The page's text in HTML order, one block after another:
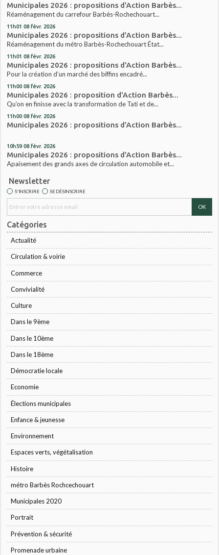
Municipales 2026 : propositions d'Action Barbès...
Réaménagement du carrefour Barbès-Rochechouart...
11h01 08 févr. 2026
Municipales 2026 : propositions d'Action Barbès...
Réaménagement du métro Barbès-Rochechouart État...
11h01 08 févr. 2026
Municipales 2026 : propositions d'Action Barbès...
Pour la création d’un marché des biffins encadré...
11h00 08 févr. 2026
Municipales 2026 : proposition d'Action Barbès...
Qu’on en finisse avec la transformation de Tati et de...
11h00 08 févr. 2026
Municipales 2026 : propositions d'Action Barbès...
10h59 08 févr. 2026
Municipales 2026 : propositions d'Action Barbès...
Apaisement des grands axes de circulation automobile et...
Newsletter
S'INSCRIRE SE DÉSINSCRIRE
Catégories
Actualité
Circulation & voirie
Commerce
Convivialité
Culture
Dans le 9ème
Dans le 10ème
Dans le 18ème
Démocratie locale
Economie
Élections municipales
Enfance & jeunesse
Environnement
Espaces verts, végétalisation
Histoire
métro Barbès Rochcechouart
Municipales 2020
Portrait
Prévention & sécurité
Promenade urbaine